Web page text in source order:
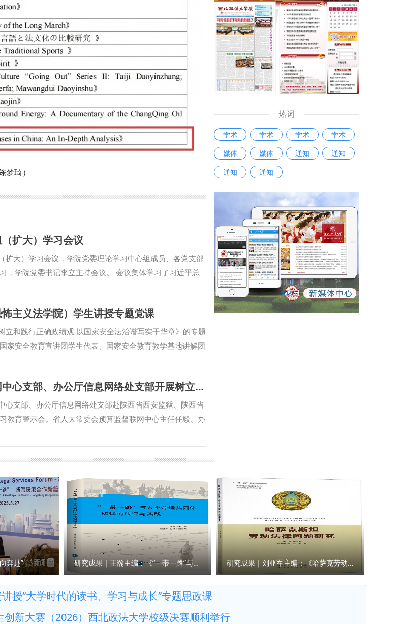
梦琦）
扩大）学习会议
大）学习会议，学院党委理论学习中心组成员、各党支部
，学院党委书记李立主持会议。 会议集体学习了习近平总
科技人才发展》和全国党建工作座谈会会议精神，传达学
毕业生就业和义务教育招生入学工作的讲话精神。与会同志
会议指出，持续深化党建引领、一体推动教育科技人才发
新动能、检验教学改革成效的重要举措。要深刻把握习近平
科布局，优化培养体系、增强育人实效，不断完善毕业生就
动学院高质量发展的具体思路与实际行动。 会议要求，要
抓实，扎实开展学习培训、全面抓好贯彻落实，以高质量党
工作全局，以国家需求牵引布局优化涉外法治学科专业类
深度融合；要聚焦涉外法治专业人才供需对接，强化就业指
、法治中国建设输送更多高素质涉外法治人才。 （供稿：
主义法学院）学生讲授专题党课
和践行正确政绩观 以国家安全法治谱写实干华章》的专题
家安全教育宣讲团学生代表、国家安全教育教学基地讲解团
际、结果靠实干”的“三实”核心要义，结合司法实践部门、
刻剖析政绩观错位的深层危害，强调要深学细悟习近平总书
家安全专业特色，青年党员要明确践行正确政绩观的“四
深度融合，以坚强的党性、正确的三观砥砺奋进，努力成
院举行了国家安全教育教学基地讲解团聘任暨表彰国家安
院有关决定，张荣刚为学生代表颁发证书。 张荣刚充分肯
勉励获聘获奖学生，希望同学们筑牢思想根基，扎根基层一
，做总体国家安全观的坚定信仰者、专业传播者和积极践行
商学院党委联合省人大预算监督联网中心支部、办公厅信息网络处支部开展树立和践行正确政绩观学习教育警示会
支部、办公厅信息网络处支部赴陕西省西安监狱、陕西省
教育警示会。省人大常委会预算监督联网中心主任任毅、办
单位40余名党员干部、师生代表参加活动。 全体人员实
个人、家庭和社会造成的巨大危害。服刑人员现身说法，深
识淡薄逐步滑向违纪违法深渊的经历，用惨痛教训为在场人
表示将以反面典型为镜鉴，时刻绷紧纪律规矩这根弦，不
真抓实干的正确政绩观。将立足本职岗位，坚守为党育人、
、担当作为的实际行动，以过硬作风为学院事业发展贡献
审核：燕楠）
热词
学术 学术 学术
学术
媒体
媒体 通知
通知
通知
通知
奔赴” 研究成果｜王瀚主编：《“一带一路”与人类命运共同体构建的法律与实践》 研究成果｜刘亚军主编：《哈萨克劳动法律问题研究》
授“大学时代的读书、学习与成长”专题思政课
创新大赛（2026）西北政法大学校级决赛顺利举行